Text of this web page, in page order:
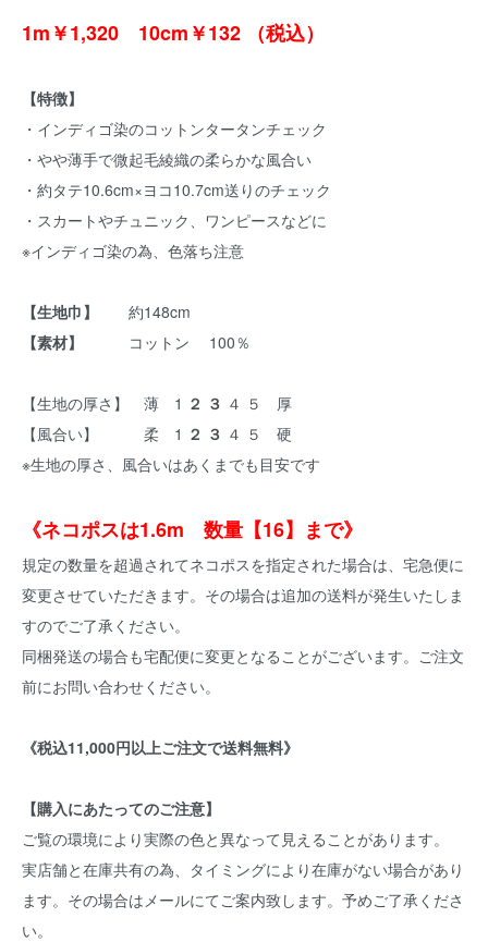
1m￥1,320 10cm￥132 （税込）
【特徴】
・インディゴ染のコットンタータンチェック
・やや薄手で微起毛綾織の柔らかな風合い
・約タテ10.6cm×ヨコ10.7cm送りのチェック
・スカートやチュニック、ワンピースなどに
※インディゴ染の為、色落ち注意
【生地巾】
約148cm
【素材】
コットン 100％
【生地の厚さ】 薄 1 ２ ３ ４ ５ 厚
【風合い】 柔 1 ２ ３ ４ ５ 硬
※生地の厚さ、風合いはあくまでも目安です
《ネコポスは1.6m 数量【16】まで》
規定の数量を超過されてネコポスを指定された場合は、宅急便に
変更させていただきます。その場合は追加の送料が発生いたしま
すのでご了承ください。
同梱発送の場合も宅配便に変更となることがございます。ご注文
前にお問い合わせください。
《税込11,000円以上ご注文で送料無料》
【購入にあたってのご注意】
ご覧の環境により実際の色と異なって見えることがあります。
実店舗と在庫共有の為、タイミングにより在庫がない場合があり
ます。その場合はメールにてご案内致します。予めご了承くださ
い。